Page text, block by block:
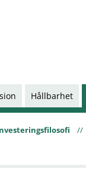
Hållbarhet